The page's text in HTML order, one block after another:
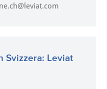
Svizzera: Leviat